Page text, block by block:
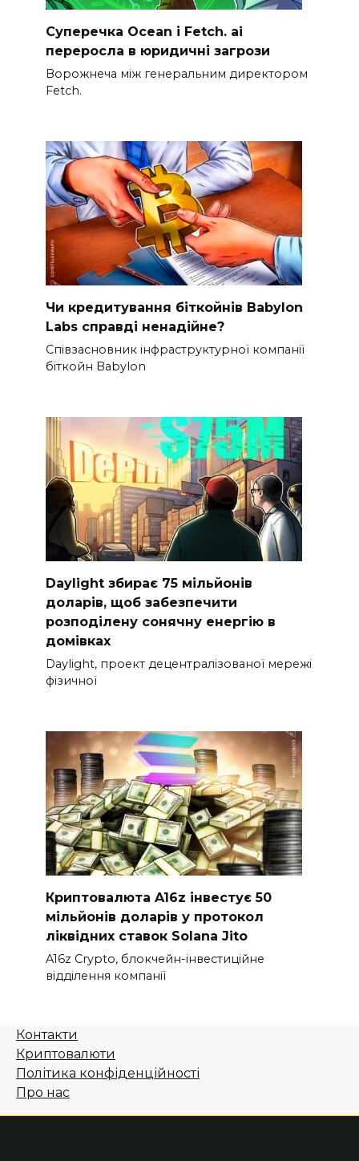
Суперечка Ocean і Fetch. ai
переросла в юридичні загрози
Ворожнеча між генеральним директором
Fetch.
Чи кредитування біткойнів Babylon
Labs справді ненадійне?
Співзасновник інфраструктурної компанії
біткойн Babylon
Daylight збирає 75 мільйонів
доларів, щоб забезпечити
розподілену сонячну енергію в
домівках
Daylight, проект децентралізованої мережі
фізичної
Криптовалюта A16z інвестує 50
мільйонів доларів у протокол
ліквідних ставок Solana Jito
A16z Crypto, блокчейн-інвестиційне
відділення компанії
Контакти
Криптовалюти
Політика конфіденційності
Про нас